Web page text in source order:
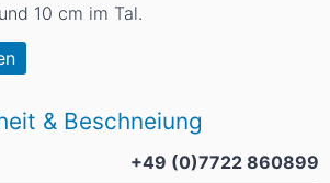
10 cm im Tal.
& Beschneiung
+49 (0)7722 860899